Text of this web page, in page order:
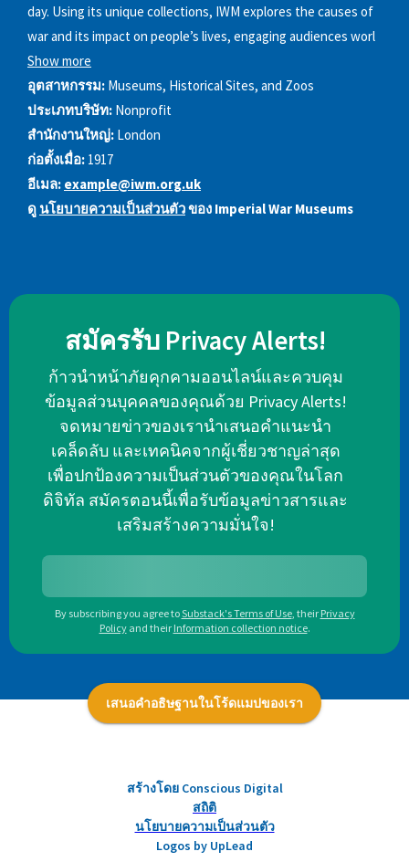
day. Using its unique collections, IWM explores the causes of
war and its impact on people’s lives, engaging audiences worl
Show more
อุตสาหกรรม: Museums, Historical Sites, and Zoos
ประเภทบริษัท: Nonprofit
สำนักงานใหญ่: London
ก่อตั้งเมื่อ: 1917
อีเมล: example@iwm.org.uk
ดูนโยบายความเป็นส่วนตัวของ Imperial War Museums
สมัครรับ Privacy Alerts!
ก้าวนำหน้าภัยคุกคามออนไลน์และควบคุม
ข้อมูลส่วนบุคคลของคุณด้วย Privacy Alerts!
จดหมายข่าวของเรานำเสนอคำแนะนำ
เคล็ดลับ และเทคนิคจากผู้เชี่ยวชาญล่าสุด
เพื่อปกป้องความเป็นส่วนตัวของคุณในโลก
ดิจิทัล สมัครตอนนี้เพื่อรับข้อมูลข่าวสารและ
เสริมสร้างความมั่นใจ!
By subscribing you agree toSubstack's Terms of Use, their Privacy
Policy and their Information collection notice.
เสนอคำอธิษฐานในโร้ดแมปของเรา
สร้างโดย Conscious Digital
สถิติ
นโยบายความเป็นส่วนตัว
Logos by UpLead